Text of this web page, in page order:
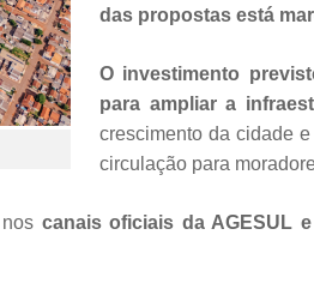
das propostas está
O investimento
para ampliar a
crescimento da cidade
circulação para
canais oficiais da AGESUL